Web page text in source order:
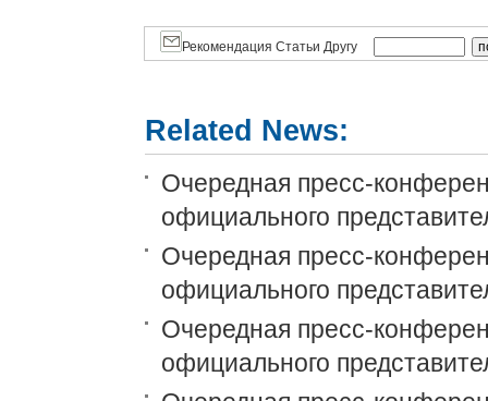
Рекомендация Статьи Другу
Related News:
Очередная пресс-
официального
Очередная пресс-
официального
Очередная пресс-
официального